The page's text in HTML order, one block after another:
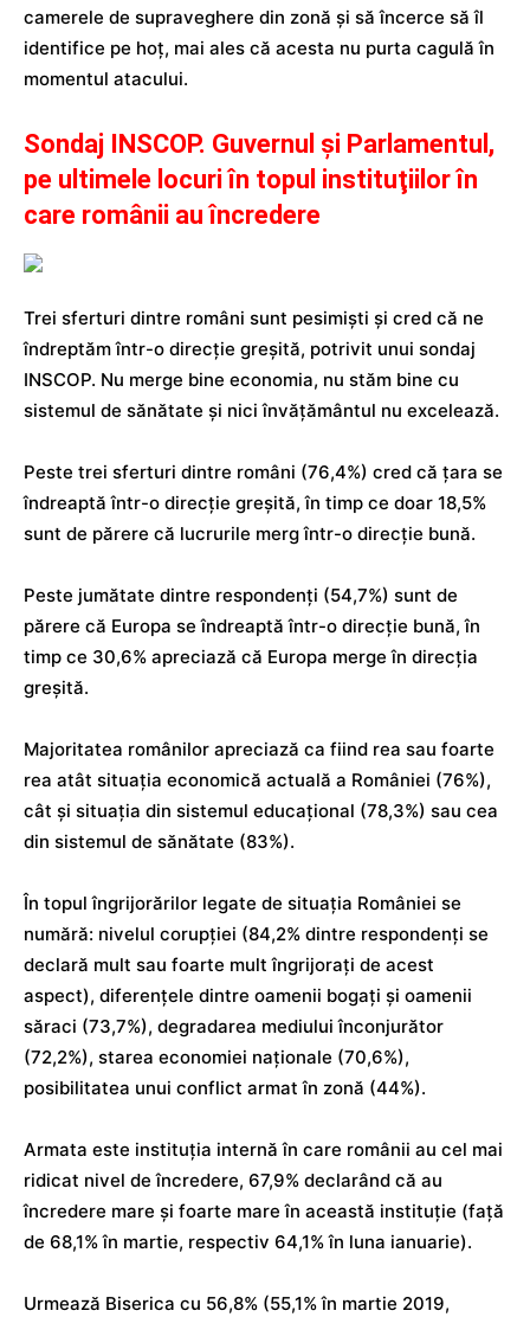
camerele de supraveghere din zonă şi să încerce să îl
identifice pe hoţ, mai ales că acesta nu purta cagulă în
momentul atacului.
Sondaj INSCOP. Guvernul şi Parlamentul,
pe ultimele locuri în topul instituţiilor în
care românii au încredere
Trei sferturi dintre români sunt pesimişti şi cred că ne
îndreptăm într-o direcţie greşită, potrivit unui sondaj
INSCOP. Nu merge bine economia, nu stăm bine cu
sistemul de sănătate şi nici învăţământul nu excelează.
Peste trei sferturi dintre români (76,4%) cred că țara se
îndreaptă într-o direcție greșită, în timp ce doar 18,5%
sunt de părere că lucrurile merg într-o direcție bună.
Peste jumătate dintre respondenți (54,7%) sunt de
părere că Europa se îndreaptă într-o direcție bună, în
timp ce 30,6% apreciază că Europa merge în direcția
greșită.
Majoritatea românilor apreciază ca fiind rea sau foarte
rea atât situația economică actuală a României (76%),
cât și situația din sistemul educațional (78,3%) sau cea
din sistemul de sănătate (83%).
În topul îngrijorărilor legate de situația României se
numără: nivelul corupției (84,2% dintre respondenți se
declară mult sau foarte mult îngrijorați de acest
aspect), diferențele dintre oamenii bogați și oamenii
săraci (73,7%), degradarea mediului înconjurător
(72,2%), starea economiei naționale (70,6%),
posibilitatea unui conflict armat în zonă (44%).
Armata este instituția internă în care românii au cel mai
ridicat nivel de încredere, 67,9% declarând că au
încredere mare și foarte mare în această instituție (față
de 68,1% în martie, respectiv 64,1% în luna ianuarie).
Urmează Biserica cu 56,8% (55,1% în martie 2019,